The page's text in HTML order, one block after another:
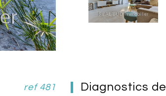
ref 481 diagnostics de